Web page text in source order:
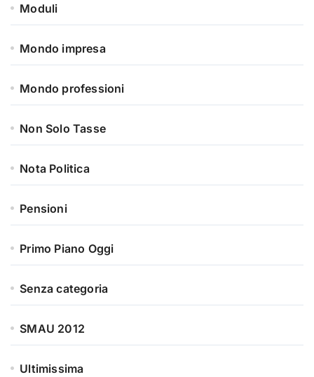
Moduli
Mondo impresa
Mondo professioni
Non Solo Tasse
Nota Politica
Pensioni
Primo Piano Oggi
Senza categoria
SMAU 2012
Ultimissima